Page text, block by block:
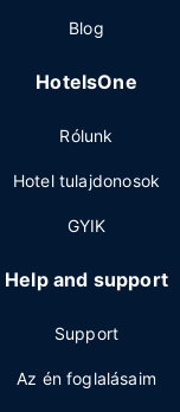
Blog
HotelsOne
Rólunk
Hotel tulajdonosok
GYIK
Help and support
Support
Az én foglalásaim